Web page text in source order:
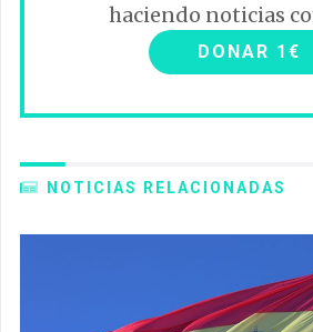
haciendo noticias
DONAR 1€
NOTICIAS RELACIONADAS